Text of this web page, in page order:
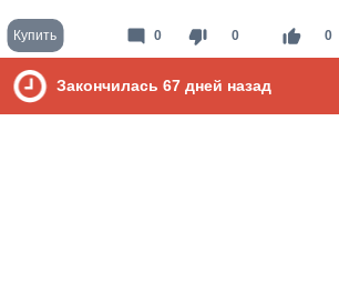
Купить thumb_down 0 thumb_up 0
mode_comment 0
Закончилась 67 дней назад